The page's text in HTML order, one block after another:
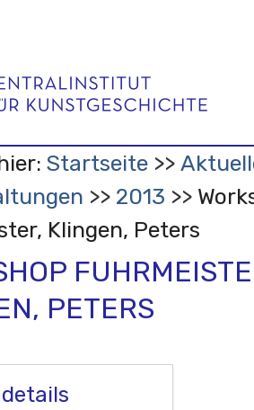
Startseite
2013
Klingen, Peters
PETERS